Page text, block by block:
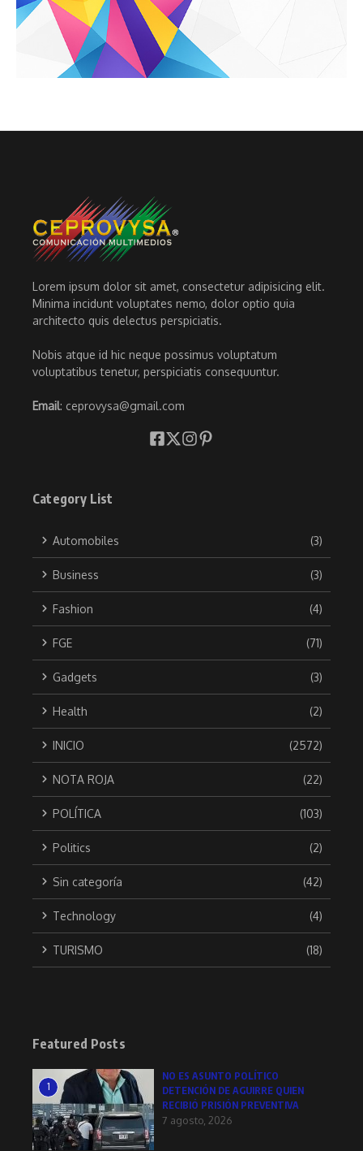
Lorem ipsum dolor sit amet, consectetur adipisicing elit.
Minima incidunt voluptates nemo, dolor optio quia
architecto quis delectus perspiciatis.
Nobis atque id hic neque possimus voluptatum
voluptatibus tenetur, perspiciatis consequuntur.
Email: ceprovysa@gmail.com
Category List
Automobiles (3)
Business (3)
Fashion (4)
FGE (71)
Gadgets (3)
Health (2)
INICIO (2572)
NOTA ROJA (22)
POLÍTICA (103)
Politics (2)
Sin categoría (42)
Technology (4)
TURISMO (18)
Featured Posts
1
NO ES ASUNTO POLÍTICO
DETENCIÓN DE AGUIRRE QUIEN
RECIBIÓ PRISIÓN PREVENTIVA
7 agosto, 2026